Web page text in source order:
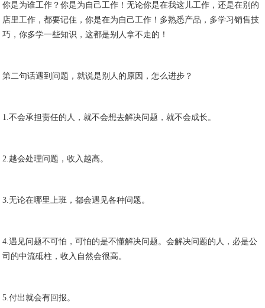
你是为谁工作？你是为自己工作！无论你是在我这儿工作，还是在别的
店里工作，都要记住，你是在为自己工作！多熟悉产品，多学习销售技
巧，你多学一些知识，这都是别人拿不走的！
第二句话遇到问题，就说是别人的原因，怎么进步？
1.不会承担责任的人，就不会想去解决问题，就不会成长。
2.越会处理问题，收入越高。
3.无论在哪里上班，都会遇见各种问题。
4.遇见问题不可怕，可怕的是不懂解决问题。会解决问题的人，必是公
司的中流砥柱，收入自然会很高。
5.付出就会有回报。